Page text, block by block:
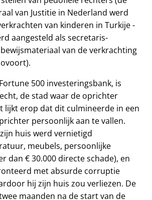
van Justitie in Nederland werd
van kinderen in Turkije -
aangesteld als secretaris-
van de verkrachting
500 investeringsbank, is
de stad waar de oprichter
lijkt erop dat dit culmineerde in een
persoonlijk aan te vallen.
huis werd vernietigd
meubels, persoonlijke
dan € 30.000 directe schade), en
met absurde corruptie
hij zijn huis zou verliezen. De
maanden na de start van de